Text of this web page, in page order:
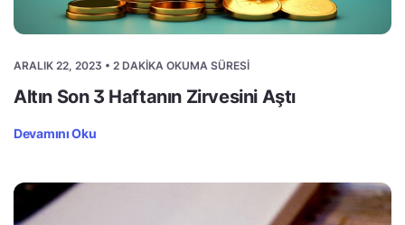
ARALIK 22, 2023 • 2 DAKIKA OKUMA SÜRESI
Altın Son 3 Haftanın Zirvesini Aştı
Devamını Oku